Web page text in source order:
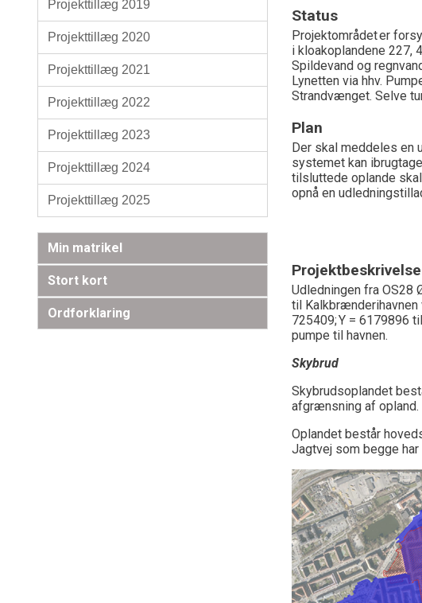
Projekttillæg 2019
Projekttillæg 2020
Projekttillæg 2021
Projekttillæg 2022
Projekttillæg 2023
Projekttillæg 2024
Projekttillæg 2025
Min matrikel
Stort kort
Ordforklaring
Status
Projektområdet er
i kloakoplandene 227,
Spildevand og
Lynetten via hhv.
Strandvænget. Selve
Plan
Der skal meddeles en
systemet kan
tilsluttede oplande
opnå en
Udledningen fra OS28
til Kalkbrænderihavnen
725409; Y = 6179896
pumpe til havnen.
Skybrud
Skybrudsoplandet
afgrænsning af opland.
Oplandet består
Jagtvej som begge